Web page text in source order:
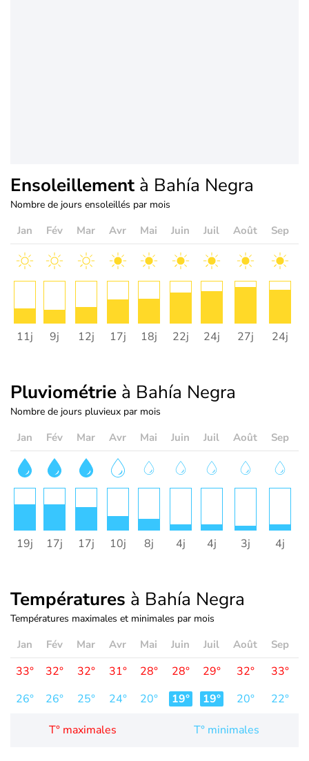
Ensoleillement à Bahía Negra
Nombre de jours ensoleillés par mois
Jan Fév Mar Avr Mai Juin Juil Août Sep
11j 9j 12j 17j 18j 22j 24j 27j 24j
Pluviométrie à Bahía Negra
Nombre de jours pluvieux par mois
Jan Fév Mar Avr Mai Juin Juil Août Sep
19j 17j 17j 10j 8j 4j 4j 3j 4j
Températures à Bahía Negra
Températures maximales et minimales par mois
Jan Fév Mar Avr Mai Juin Juil Août Sep
33° 32° 32° 31° 28° 28° 29° 32° 33°
26°
26° 25° 24° 20° 19° 19° 20° 22°
T° maximales T° minimales